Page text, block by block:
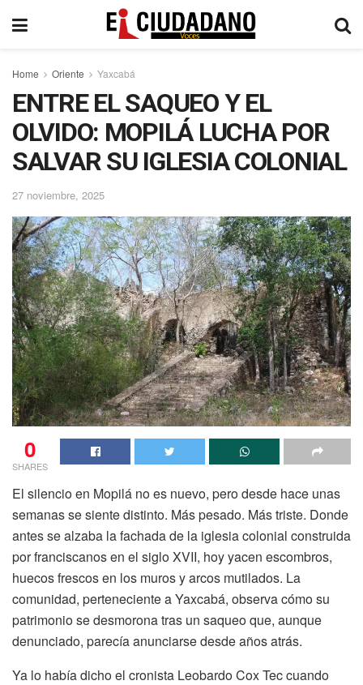
Home Oriente Yaxcabá
ENTRE EL SAQUEO Y EL
OLVIDO: MOPILÁ LUCHA POR
SALVAR SU IGLESIA COLONIAL
27 noviembre, 2025
0
SHARES
El silencio en Mopilá no es nuevo, pero desde hace unas
semanas se siente distinto. Más pesado. Más triste. Donde
antes se alzaba la fachada de la iglesia colonial construida
por franciscanos en el siglo XVII, hoy yacen escombros,
huecos frescos en los muros y arcos mutilados. La
comunidad, perteneciente a Yaxcabá, observa cómo su
patrimonio se desmorona tras un saqueo que, aunque
denunciado, parecía anunciarse desde años atrás.
Ya lo había dicho el cronista Leobardo Cox Tec cuando